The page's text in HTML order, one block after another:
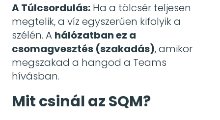
A Túlcsordulás: Ha a tölcsér teljesen
megtelik, a víz egyszerűen kifolyik a
szélén. A hálózatban ez a
csomagvesztés (szakadás), amikor
megszakad a hangod a Teams
hívásban.
Mit csinál az SQM?